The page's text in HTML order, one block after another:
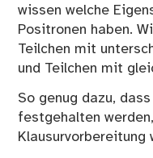
wissen welche
Positronen haben.
Teilchen mit
und Teilchen mit
So genug dazu,
festgehalten
Klausurvorbereitung